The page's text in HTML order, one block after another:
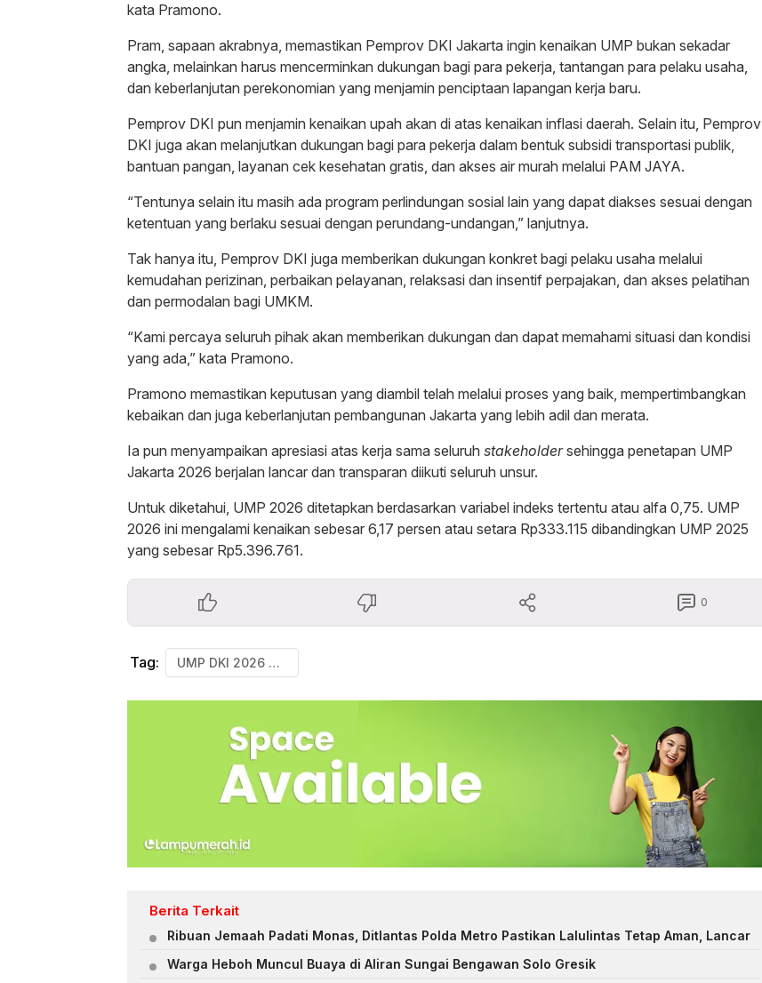
kata Pramono.
Pram, sapaan akrabnya, memastikan Pemprov DKI Jakarta ingin kenaikan UMP bukan sekadar
angka, melainkan harus mencerminkan dukungan bagi para pekerja, tantangan para pelaku usaha,
dan keberlanjutan perekonomian yang menjamin penciptaan lapangan kerja baru.
Pemprov DKI pun menjamin kenaikan upah akan di atas kenaikan inflasi daerah. Selain itu, Pemprov
DKI juga akan melanjutkan dukungan bagi para pekerja dalam bentuk subsidi transportasi publik,
bantuan pangan, layanan cek kesehatan gratis, dan akses air murah melalui PAM JAYA.
“Tentunya selain itu masih ada program perlindungan sosial lain yang dapat diakses sesuai dengan
ketentuan yang berlaku sesuai dengan perundang-undangan,” lanjutnya.
Tak hanya itu, Pemprov DKI juga memberikan dukungan konkret bagi pelaku usaha melalui
kemudahan perizinan, perbaikan pelayanan, relaksasi dan insentif perpajakan, dan akses pelatihan
dan permodalan bagi UMKM.
“Kami percaya seluruh pihak akan memberikan dukungan dan dapat memahami situasi dan kondisi
yang ada,” kata Pramono.
Pramono memastikan keputusan yang diambil telah melalui proses yang baik, mempertimbangkan
kebaikan dan juga keberlanjutan pembangunan Jakarta yang lebih adil dan merata.
Ia pun menyampaikan apresiasi atas kerja sama seluruh stakeholdersehingga penetapan UMP
Jakarta 2026 berjalan lancar dan transparan diikuti seluruh unsur.
Untuk diketahui, UMP 2026 ditetapkan berdasarkan variabel indeks tertentu atau alfa 0,75. UMP
2026 ini mengalami kenaikan sebesar 6,17 persen atau setara Rp333.115 dibandingkan UMP 2025
yang sebesar Rp5.396.761.
0
Tag: UMP DKI 2026 Naik
Berita Terkait
Ribuan Jemaah Padati Monas, Ditlantas Polda Metro Pastikan Lalulintas Tetap Aman, Lancar
Warga Heboh Muncul Buaya di Aliran Sungai Bengawan Solo Gresik